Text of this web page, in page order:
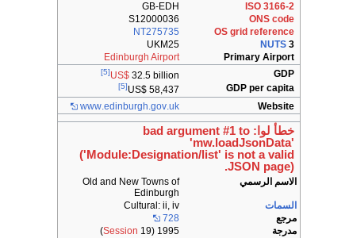
ISO 3166-2
GB-EDH
ONS code
S12000036
OS grid reference
NT275735
NUTS3
UKM25
Primary Airport
Edinburgh Airport
GDP
US$32.5 billion
[5]
GDP per capita
US$ 58,437
[5]
Website
www.edinburgh.gov.uk
خطأ لوا: bad argument #1 to
'mw.loadJsonData'
('Module:Designation/list' is not a valid
JSON page).
الاسم الرسمي
Old and New Towns of
Edinburgh
السمات
Cultural: ii, iv
مرجع
728
مدرجة
1995 (19
Session
)